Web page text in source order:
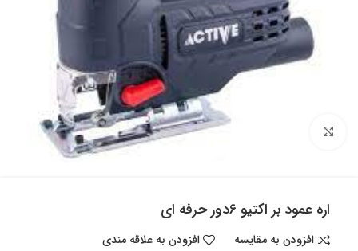
اره عمود بر اکتیو 6دور حرفه ای
افزودن به مقایسه افزودن به علاقه مندی